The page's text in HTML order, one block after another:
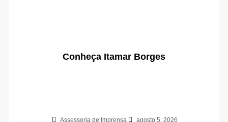
Conheça Itamar Borges
Assessoria de Imprensa agosto 5, 2026